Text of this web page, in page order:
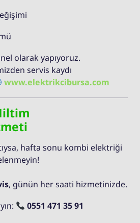
olarak yapıyoruz.
servis kaydı
www.elektrikcibursa.com
hafta sonu kombi elektriği
, günün her saati hizmetinizde.
0551 471 35 91